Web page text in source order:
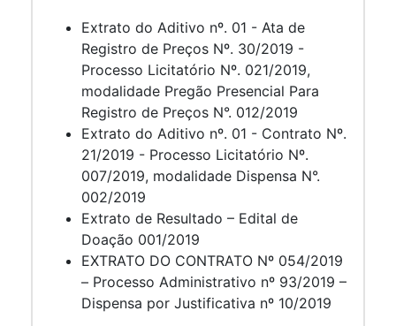
Extrato do Aditivo nº. 01 - Ata de
Registro de Preços Nº. 30/2019 -
Processo Licitatório Nº. 021/2019,
modalidade Pregão Presencial Para
Registro de Preços N°. 012/2019
Extrato do Aditivo nº. 01 - Contrato Nº.
21/2019 - Processo Licitatório Nº.
007/2019, modalidade Dispensa N°.
002/2019
Extrato de Resultado – Edital de
Doação 001/2019
EXTRATO DO CONTRATO Nº 054/2019
– Processo Administrativo nº 93/2019 –
Dispensa por Justificativa nº 10/2019